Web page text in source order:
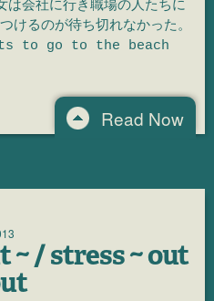
会社に行き職場の人たちに
けるのが待ち切れなかった。
to go to the beach
Read Now
~ / stress ~ out